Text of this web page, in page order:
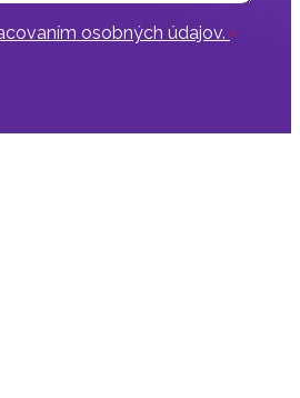
osobných údajov. *